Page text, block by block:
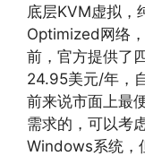
底层KVM虚拟，
Optimized网络
前，官方提供了
24.95美元/年，
前来说市面上最
需求的，可以考
Windows系统，